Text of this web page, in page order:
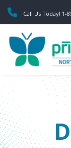
Call Us Today! 1-